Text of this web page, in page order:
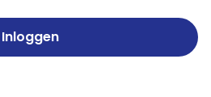
Inloggen